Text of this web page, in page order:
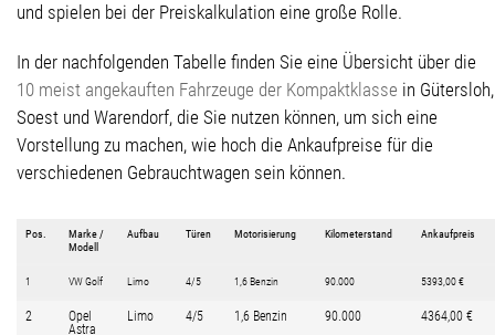
und spielen bei der Preiskalkulation eine große Rolle.
In der nachfolgenden Tabelle finden Sie eine Übersicht über die
10 meist angekauften Fahrzeuge der Kompaktklasse in Gütersloh,
Soest und Warendorf, die Sie nutzen können, um sich eine
Vorstellung zu machen, wie hoch die Ankaufpreise für die
verschiedenen Gebrauchtwagen sein können.
Pos.
Marke /
Modell
Aufbau Türen Motorisierung Kilometerstand Ankaufpreis
1 VW Golf Limo 4/5 1,6 Benzin 90.000 5393,00 €
2
Opel
Astra
Limo 4/5 1,6 Benzin 90.000 4364,00 €